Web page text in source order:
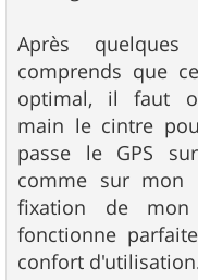
Après
comprends que
optimal, il faut
main le cintre
passe le GPS
comme sur mon
fixation de mon
fonctionne
confort